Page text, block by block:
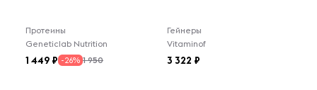
Протеины
Geneticlab Nutrition
1 449 -26% 1 950
Гейнеры
Vitaminof
3 322